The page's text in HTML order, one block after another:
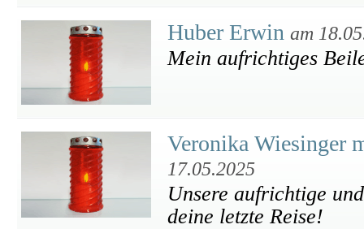
Huber Erwin am
Mein aufrichtiges
Veronika Wiesinger
17.05.2025
Unsere aufrichtige
deine letzte Reise!